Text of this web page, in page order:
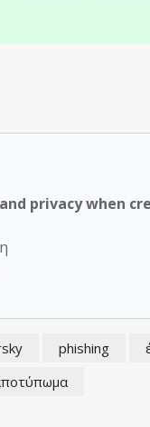
privacy when
phishing